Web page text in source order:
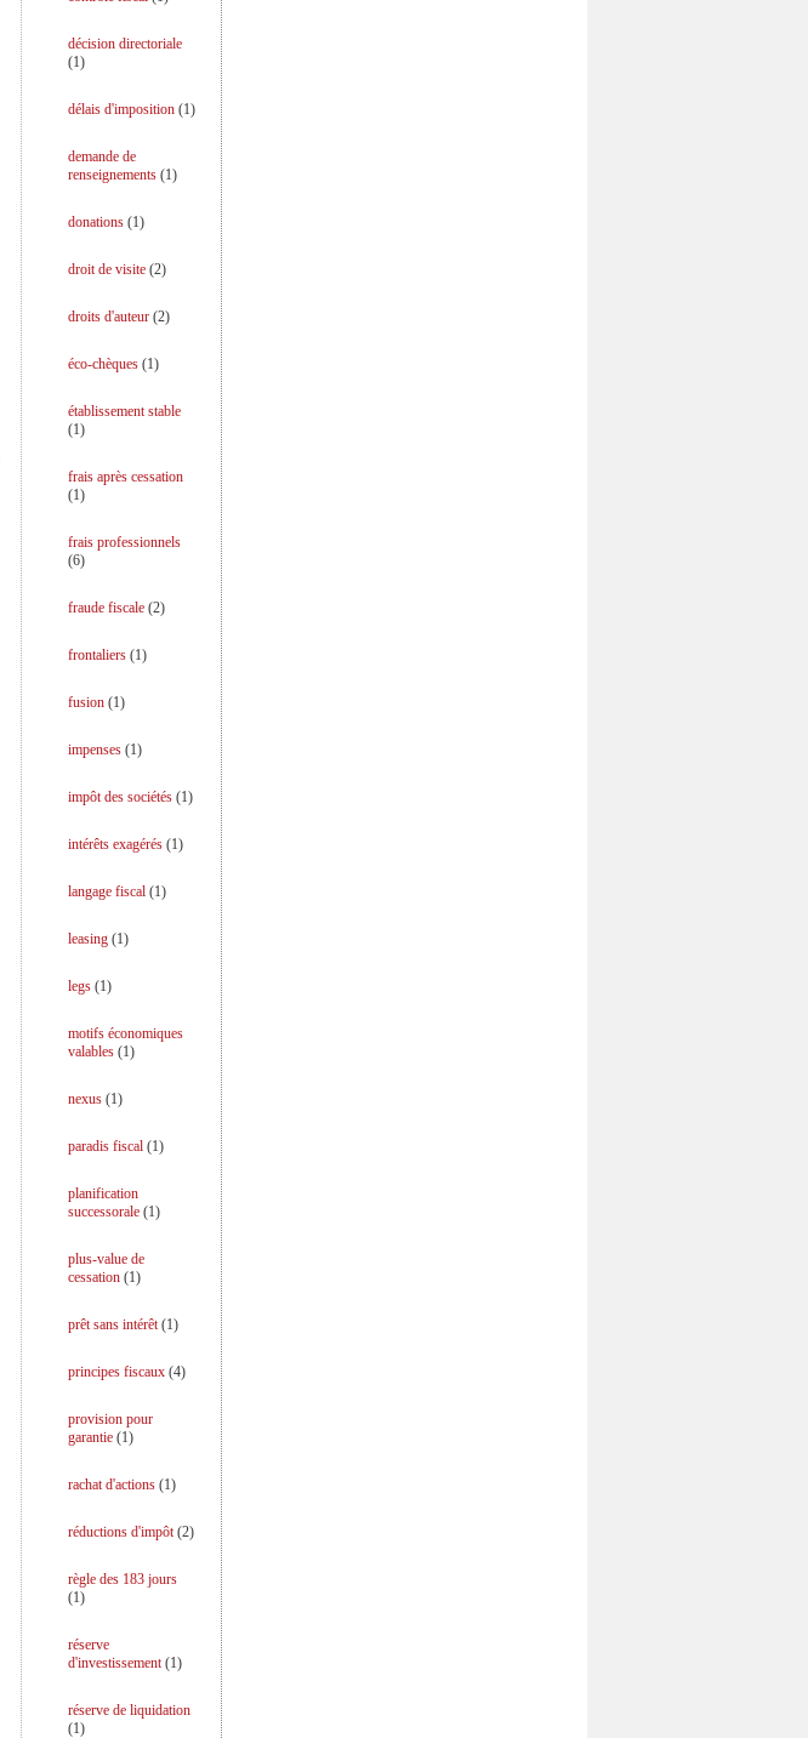
décision directoriale
(1)
délais d'imposition(1)
demande de
renseignements(1)
donations(1)
droit de visite(2)
droits d'auteur(2)
éco-chèques(1)
établissement stable
(1)
frais après cessation
(1)
frais professionnels
(6)
fraude fiscale(2)
frontaliers(1)
fusion(1)
impenses(1)
impôt des sociétés(1)
intérêts exagérés(1)
langage fiscal(1)
leasing(1)
legs(1)
motifs économiques
valables(1)
nexus(1)
paradis fiscal(1)
planification
successorale(1)
plus-value de
cessation(1)
prêt sans intérêt(1)
principes fiscaux(4)
provision pour
garantie(1)
rachat d'actions(1)
réductions d'impôt(2)
règle des 183 jours
(1)
réserve
d'investissement(1)
réserve de liquidation
(1)